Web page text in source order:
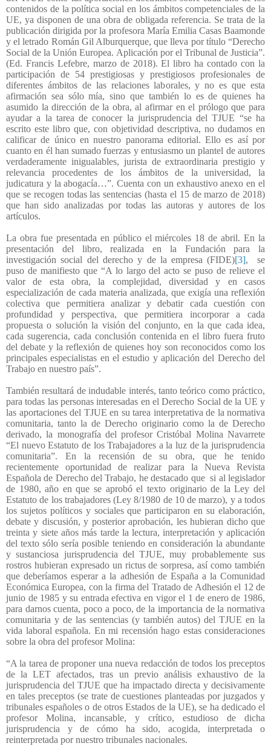
contenidos de la política social en los ámbitos competenciales de la
UE, ya disponen de una obra de obligada referencia. Se trata de la
publicación dirigida por la profesora María Emilia Casas Baamonde
y el letrado Román Gil Alburquerque, que lleva por título “Derecho
Social de la Unión Europea. Aplicación por el Tribunal de Justicia”.
(Ed. Francis Lefebre, marzo de 2018). El libro ha contado con la
participación de 54 prestigiosas y prestigiosos profesionales de
diferentes ámbitos de las relaciones laborales, y no es que esta
afirmación sea sólo mía, sino que también lo es de quienes ha
asumido la dirección de la obra, al afirmar en el prólogo que para
ayudar a la tarea de conocer la jurisprudencia del TJUE “se ha
escrito este libro que, con objetividad descriptiva, no dudamos en
calificar de único en nuestro panorama editorial. Ello es así por
cuanto en él han sumado fuerzas y entusiasmo un plantel de autores
verdaderamente inigualables, jurista de extraordinaria prestigio y
relevancia procedentes de los ámbitos de la universidad, la
judicatura y la abogacía…”. Cuenta con un exhaustivo anexo en el
que se recogen todas las sentencias (hasta el 15 de marzo de 2018)
que han sido analizadas por todas las autoras y autores de los
artículos.
La obra fue presentada en público el miércoles 18 de abril. En la
presentación del libro, realizada en la Fundación para la
investigación social del derecho y de la empresa (FIDE)[3],
se
puso de manifiesto que “A lo largo del acto se puso de relieve el
valor de esta obra, la complejidad, diversidad y en casos
especialización de cada materia analizada, que exigía una reflexión
colectiva que permitiera analizar y debatir cada cuestión con
profundidad y perspectiva, que permitiera incorporar a cada
propuesta o solución la visión del conjunto, en la que cada idea,
cada sugerencia, cada conclusión contenida en el libro fuera fruto
del debate y la reflexión de quienes hoy son reconocidos como los
principales especialistas en el estudio y aplicación del Derecho del
Trabajo en nuestro país”.
También resultará de indudable interés, tanto teórico como práctico,
para todas las personas interesadas en el Derecho Social de la UE y
las aportaciones del TJUE en su tarea interpretativa de la normativa
comunitaria, tanto la de Derecho originario como la de Derecho
derivado, la monografía del profesor Cristóbal Molina Navarrete
“El nuevo Estatuto de los Trabajadores a la luz de la jurisprudencia
comunitaria”. En la recensión de su obra, que he tenido
recientemente oportunidad de realizar para la Nueva Revista
Española de Derecho del Trabajo, he destacado que si al legislador
de 1980, año en que se aprobó el texto originario de la Ley del
Estatuto de los trabajadores (Ley 8/1980 de 10 de marzo), y a todos
los sujetos políticos y sociales que participaron en su elaboración,
debate y discusión, y posterior aprobación, les hubieran dicho que
treinta y siete años más tarde la lectura, interpretación y aplicación
del texto sólo sería posible teniendo en consideración la abundante
y sustanciosa jurisprudencia del TJUE, muy probablemente sus
rostros hubieran expresado un rictus de sorpresa, así como también
que deberíamos esperar a la adhesión de España a la Comunidad
Económica Europea, con la firma del Tratado de Adhesión el 12 de
junio de 1985 y su entrada efectiva en vigor el 1 de enero de 1986,
para darnos cuenta, poco a poco, de la importancia de la normativa
comunitaria y de las sentencias (y también autos) del TJUE en la
vida laboral española. En mi recensión hago estas consideraciones
sobre la obra del profesor Molina:
“A la tarea de proponer una nueva redacción de todos los preceptos
de la LET afectados, tras un previo análisis exhaustivo de la
jurisprudencia del TJUE que ha impactado directa y decisivamente
en tales preceptos (se trate de cuestiones planteadas por juzgados y
tribunales españoles o de otros Estados de la UE), se ha dedicado el
profesor Molina, incansable, y crítico, estudioso de dicha
jurisprudencia y de cómo ha sido, acogida, interpretada o
reinterpretada por nuestro tribunales nacionales.